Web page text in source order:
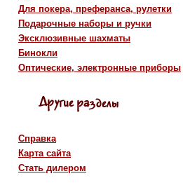
Для покера, преферанса, рулетки
Подарочные наборы и ручки
Эксклюзивные шахматы
Бинокли
Оптические, электронные приборы
Справка
Карта сайта
Стать дилером